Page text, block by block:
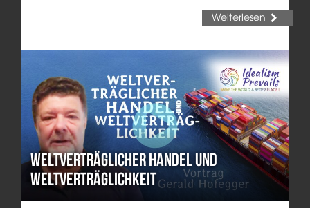
Weiterlesen
Weltverträglicher Handel und
Weltverträglichkeit